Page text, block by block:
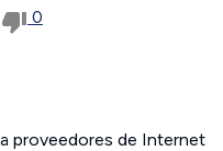
0
proveedores de Internet